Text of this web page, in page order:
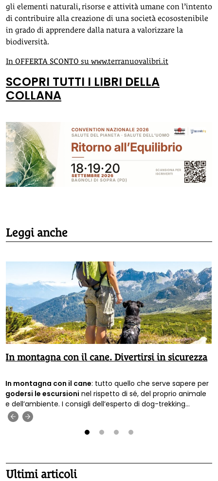
gli elementi naturali, risorse e attività umane con l’intento
di contribuire alla creazione di una società ecosostenibile
in grado di apprendere dalla natura a valorizzare la
biodiversità.
In OFFERTA SCONTO su www.terranuovalibri.it
SCOPRI TUTTI I LIBRI DELLA
COLLANA
Leggi anche
In montagna con il cane. Divertirsi in sicurezza
In montagna con il cane: tutto quello che serve sapere per
godersi le escursioni nel rispetto di sé, del proprio animale
e dell’ambiente. I consigli dell’esperto di dog-trekking
Francesco Scagliotti.
Ultimi articoli